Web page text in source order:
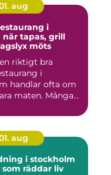
aug
i
möts
riktigt bra
i
handlar ofta om
maten. Många
aug
i stockholm
räddar liv